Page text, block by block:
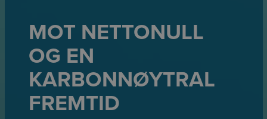
MOT NETTONULL
OG EN
KARBONNØYTRAL
FREMTID